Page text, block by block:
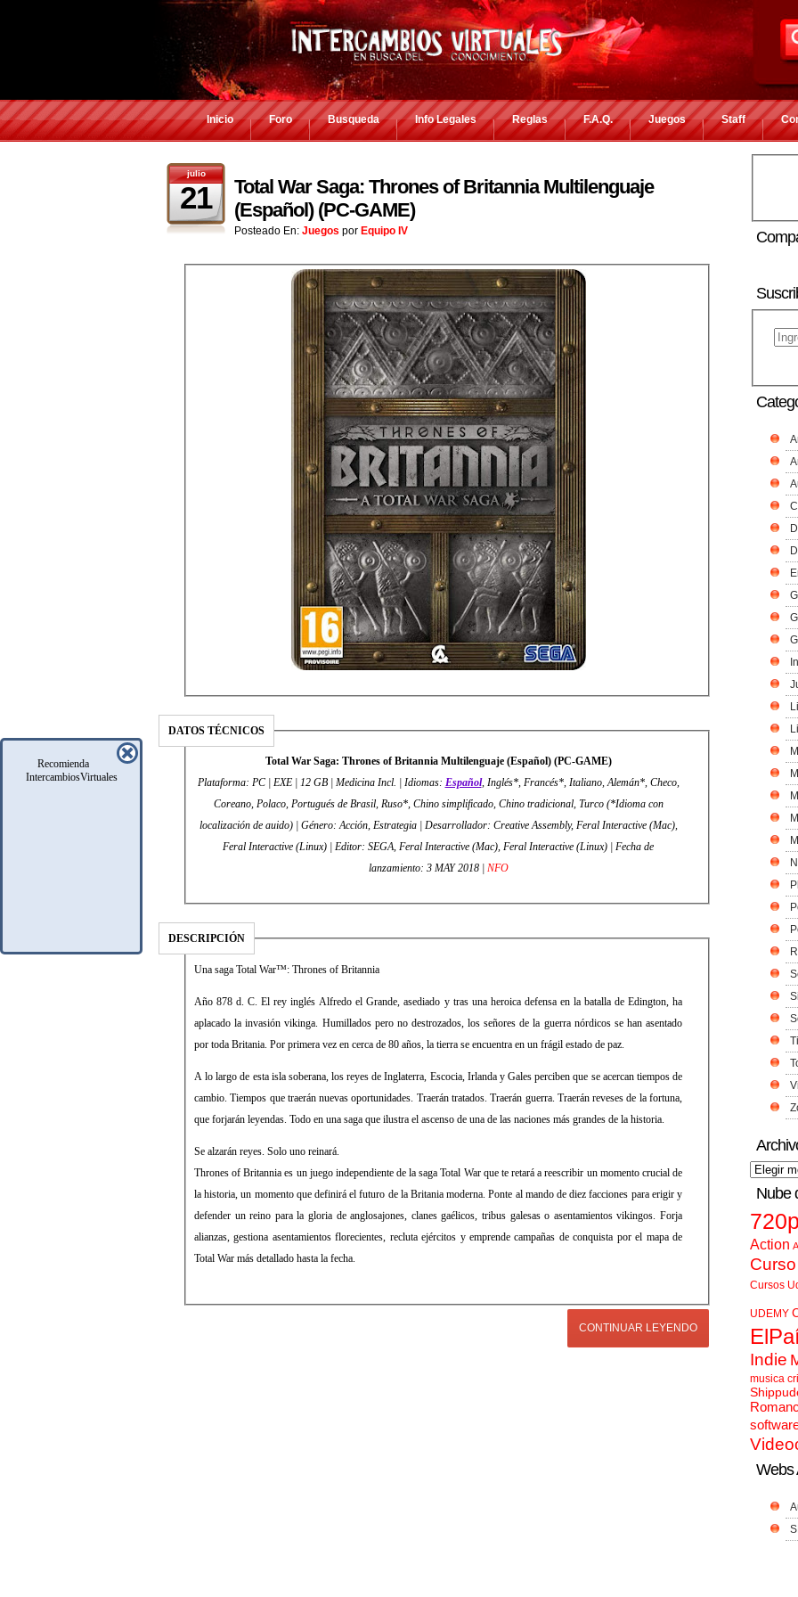
Recomienda
IntercambiosVirtuales
Inicio Foro Busqueda Info Legales Reglas F.A.Q. Juegos Staff
julio
21
Total War Saga: Thrones of Britannia Multilenguaje
(Español) (PC-GAME)
Posteado En: Juegos por Equipo IV
DATOS TÉCNICOS
Total War Saga: Thrones of Britannia Multilenguaje (Español) (PC-GAME)
Plataforma: PC | EXE | 12 GB | Medicina Incl. | Idiomas: Español, Inglés*, Francés*, Italiano, Alemán*, Checo,
Coreano, Polaco, Portugués de Brasil, Ruso*, Chino simplificado, Chino tradicional, Turco (*Idioma con
localización de auido) | Género: Acción, Estrategia | Desarrollador: Creative Assembly, Feral Interactive (Mac),
Feral Interactive (Linux) | Editor: SEGA, Feral Interactive (Mac), Feral Interactive (Linux) | Fecha de
lanzamiento: 3 MAY 2018 | NFO
DESCRIPCIÓN
Una saga Total War™: Thrones of Britannia
Año 878 d. C. El rey inglés Alfredo el Grande, asediado y tras una heroica defensa en la batalla de Edington, ha
aplacado la invasión vikinga. Humillados pero no destrozados, los señores de la guerra nórdicos se han asentado
por toda Britania. Por primera vez en cerca de 80 años, la tierra se encuentra en un frágil estado de paz.
A lo largo de esta isla soberana, los reyes de Inglaterra, Escocia, Irlanda y Gales perciben que se acercan tiempos de
cambio. Tiempos que traerán nuevas oportunidades. Traerán tratados. Traerán guerra. Traerán reveses de la fortuna,
que forjarán leyendas. Todo en una saga que ilustra el ascenso de una de las naciones más grandes de la historia.
Se alzarán reyes. Solo uno reinará.
Thrones of Britannia es un juego independiente de la saga Total War que te retará a reescribir un momento crucial de
la historia, un momento que definirá el futuro de la Britania moderna. Ponte al mando de diez facciones para erigir y
defender un reino para la gloria de anglosajones, clanes gaélicos, tribus galesas o asentamientos vikingos. Forja
alianzas, gestiona asentamientos florecientes, recluta ejércitos y emprende campañas de conquista por el mapa de
Total War más detallado hasta la fecha.
CONTINUAR LEYENDO
Nube
Action
Cursos
UDEMY
Indie
musica
Webs